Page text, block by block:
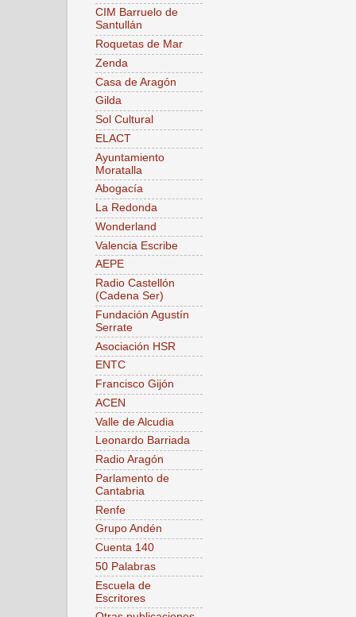
CIM Barruelo de
Santullán
Roquetas de Mar
Zenda
Casa de Aragón
Gilda
Sol Cultural
ELACT
Ayuntamiento
Moratalla
Abogacía
La Redonda
Wonderland
Valencia Escribe
AEPE
Radio Castellón
(Cadena Ser)
Fundación Agustín
Serrate
Asociación HSR
ENTC
Francisco Gijón
ACEN
Valle de Alcudia
Leonardo Barriada
Radio Aragón
Parlamento de
Cantabria
Renfe
Grupo Andén
Cuenta 140
50 Palabras
Escuela de
Escritores